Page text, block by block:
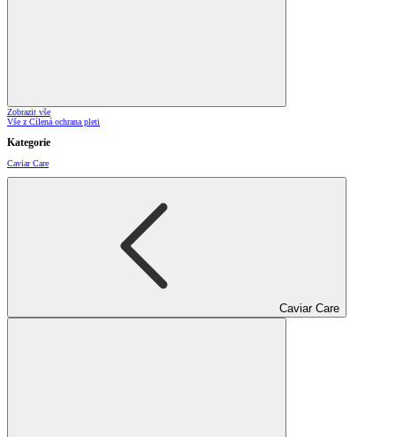
Zobrazit vše
Vše z Cílená ochrana pleti
Kategorie
Caviar Care
Caviar Care